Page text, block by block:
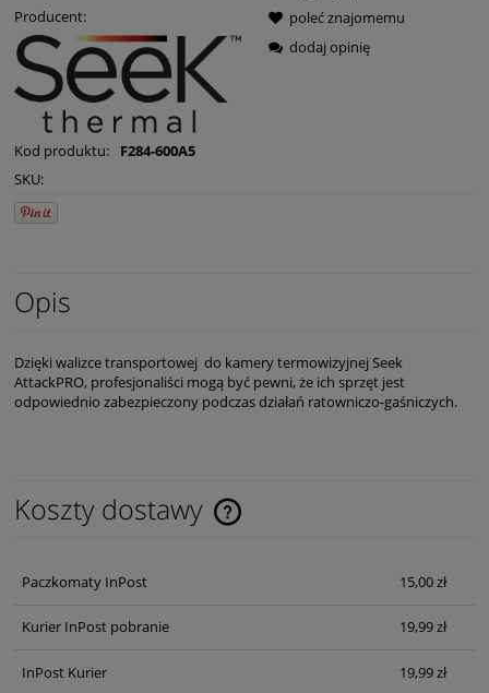
Producent:
Kod produktu:
F284-600A5
SKU:
poleć znajomemu
dodaj opinię
Opis
Dzięki walizce transportowej do kamery termowizyjnej Seek
AttackPRO, profesjonaliści mogą być pewni, że ich sprzęt jest
odpowiednio zabezpieczony podczas działań ratowniczo-gaśniczych.
Koszty dostawy
Cena nie zawiera ewentualnych kosztów płatności
Paczkomaty InPost 15,00 zł
Kurier InPost pobranie 19,99 zł
InPost Kurier 19,99 zł